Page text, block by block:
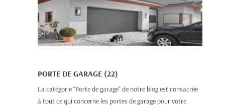
PORTE DE GARAGE (22)
La catégorie "Porte de garage" de notre blog est consacrée
à tout ce qui concerne les portes de garage pour votre